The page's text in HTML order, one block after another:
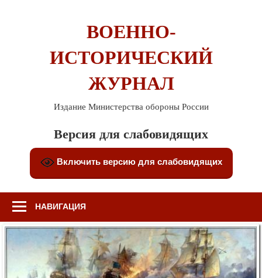
ВОЕННО-
ИСТОРИЧЕСКИЙ
ЖУРНАЛ
Издание Министерства обороны России
Версия для слабовидящих
Включить версию для слабовидящих
НАВИГАЦИЯ